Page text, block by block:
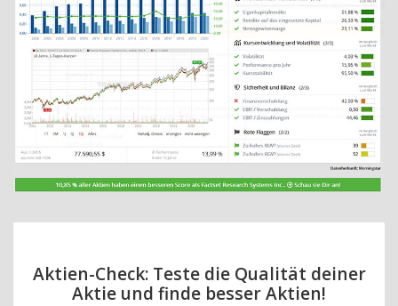
Aktien-Check: Teste die Qualität deiner
Aktie und finde besser Aktien!